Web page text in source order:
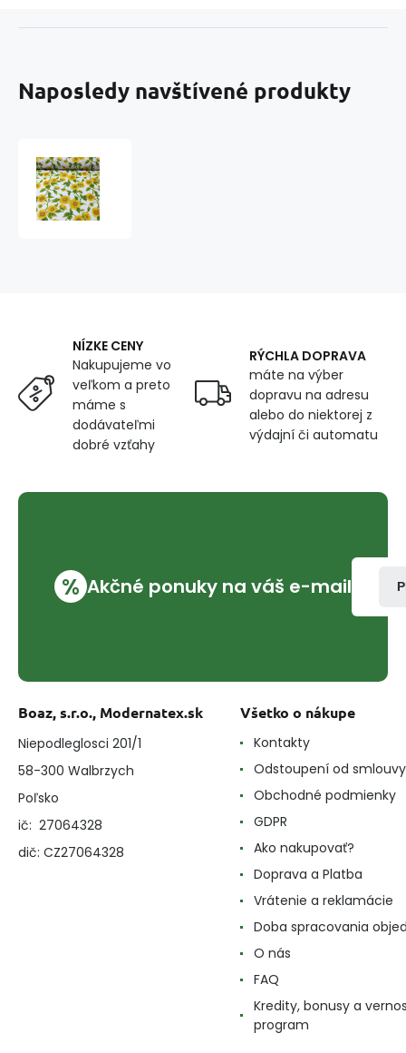
Naposledy navštívené produkty
cm
NÍZKE CENY
Nakupujeme vo
veľkom a preto
máme s
dodávateľmi
dobré vzťahy
RÝCHLA DOPRAVA
máte na výber
dopravu na adresu
alebo do niektorej z
výdajní či automatu
% Akčné ponuky na váš e-mail
Boaz, s.r.o., Modernatex.sk
Niepodleglosci 201/1
58-300 Walbrzych
Poľsko
ič: 27064328
dič: CZ27064328
Všetko o nákupe
Kontakty
Odstoupení od smlouvy
Obchodné podmienky
GDPR
Ako nakupovať?
Doprava a Platba
Vrátenie a reklamácie
Doba spracovania
O nás
FAQ
Kredity, bonusy a
program